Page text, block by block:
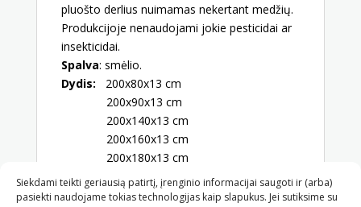
Siekdami teikti geriausią patirtį, įrenginio informacijai saugoti ir (arba)
pasiekti naudojame tokias technologijas kaip slapukus. Jei sutiksime su
pluošto derlius nuimamas nekertant medžių.
Produkcijoje nenaudojami jokie pesticidai ar
insekticidai.
Spalva: smėlio.
Dydis: 200x80x13 cm
200x90x13 cm
200x140x13 cm
200x160x13 cm
200x180x13 cm
Gaminame ir pagal individualius užsakymus.